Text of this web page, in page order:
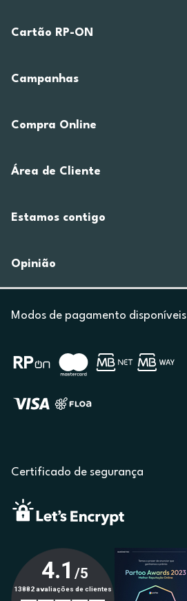
Cartão RP-ON
Campanhas
Compra Online
Área de Cliente
Estamos contigo
Opinião
Modos de pagamento disponíveis
Certificado de segurança